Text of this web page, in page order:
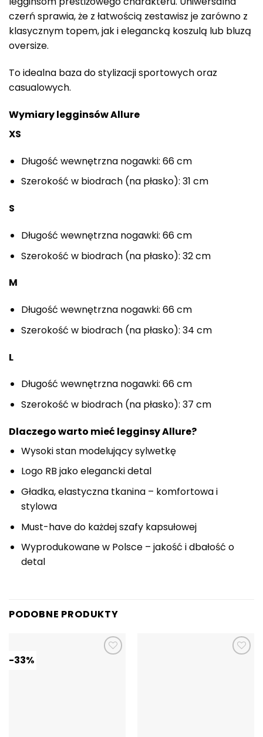
czerń sprawia, że z łatwością zestawisz je zarówno z
klasycznym topem, jak i elegancką koszulą lub bluzą
oversize.
To idealna baza do stylizacji sportowych oraz
casualowych.
Wymiary legginsów Allure
XS
Długość wewnętrzna nogawki: 66 cm
Szerokość w biodrach (na płasko): 31 cm
S
Długość wewnętrzna nogawki: 66 cm
Szerokość w biodrach (na płasko): 32 cm
M
Długość wewnętrzna nogawki: 66 cm
Szerokość w biodrach (na płasko): 34 cm
L
Długość wewnętrzna nogawki: 66 cm
Szerokość w biodrach (na płasko): 37 cm
Dlaczego warto mieć legginsy Allure?
Wysoki stan modelujący sylwetkę
Logo RB jako elegancki detal
Gładka, elastyczna tkanina – komfortowa i
stylowa
Must-have do każdej szafy kapsułowej
Wyprodukowane w Polsce – jakość i dbałość o
detal
PODOBNE PRODUKTY
-33%